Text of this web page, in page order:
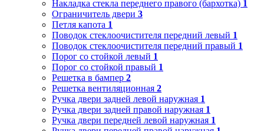
Накладка стекла переднего правого (бархотка) 1
Ограничитель двери 3
Петля капота 1
Поводок стеклоочистителя передний левый 1
Поводок стеклоочистителя передний правый 1
Порог со стойкой левый 1
Порог со стойкой правый 1
Решетка в бампер 2
Решетка вентиляционная 2
Ручка двери задней левой наружная 1
Ручка двери задней правой наружная 1
Ручка двери передней левой наружная 1